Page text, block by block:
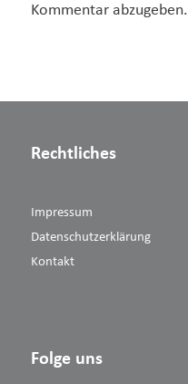
Kommentar abzugeben.
Rechtliches
Impressum
Datenschutzerklärung
Kontakt
Folge uns